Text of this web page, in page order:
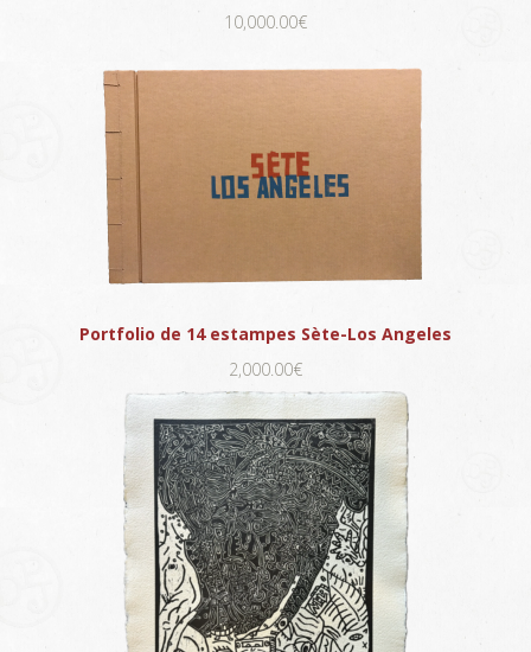
10,000.00€
Portfolio de 14 estampes Sète-Los Angeles
2,000.00€